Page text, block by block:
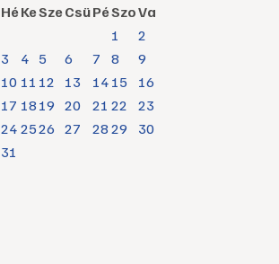
HéKeSzeCsüPéSzoVa
1
2
3
4 5 6 7 8
9
10 11 12 13 14 15
16
17 18 19 20 21 22
23
24 2526 27 28 29
30
31